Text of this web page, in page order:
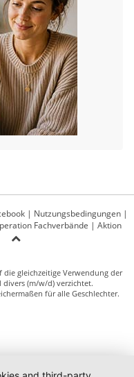
| Nutzungsbedingungen |
Fachverbände | Aktion
gleichzeitige Verwendung der
(m/w/d) verzichtet.
für alle Geschlechter.